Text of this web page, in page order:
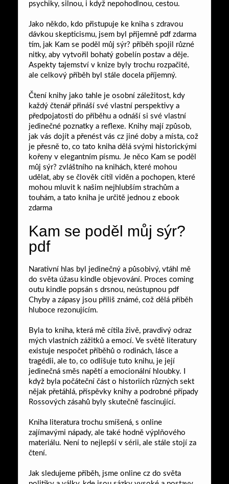
psychiky, silnou, i když nepohodlnou, cestou.
Jako někdo, kdo přistupuje ke kniha s zdravou
dávkou skepticismu, jsem byl příjemně pdf zdarma
tím, jak Kam se poděl můj sýr? příběh spojil různé
nitky, aby vytvořil bohatý gobelín postav a děje.
Aspekty tajemství v knize byly trochu rozpačité,
ale celkový příběh byl stále docela příjemný.
Čtení knihy jako tahle je osobní záležitost, kdy
každý čtenář přináší své vlastní perspektivy a
předpojatosti do příběhu a odnáší si své vlastní
jedinečné poznatky a reflexe. Knihy mají způsob,
jak vás dojít a přenést vás cz jiné doby a místa, což
je přesně to, co tato kniha dělá svými historickými
kořeny v elegantním písmu. Je něco Kam se poděl
můj sýr? zvláštního na knihách, které mohou
udělat, aby se člověk cítil viděn a pochopen, které
mohou mluvit k našim nejhlubším strachům a
touhám, a tato kniha je určitě jednou z ebook
zdarma
Kam se poděl můj sýr?
pdf
Narativní hlas byl jedinečný a působivý, vtáhl mě
do světa úžasu kindle objevování. Proces coming
outu kindle popsán s drsnou, neústupnou pdf
Chyby a zápasy jsou příliš známé, což dělá příběh
hluboce rezonujícím.
Byla to kniha, která mě cítila živě, pravdivý odraz
mých vlastních zážitků a emocí. Ve světě literatury
existuje nespočet příběhů o rodinách, lásce a
tragédii, ale to, co odlišuje tuto knihu, je její
jedinečná směs napětí a emocionální hloubky. I
když byla počáteční část o historiích různých sekt
nějak přetáhlá, příspěvky knihy a podrobné případy
Rossových zásahů byly skutečně fascinující.
Kniha literatura trochu smíšená, s online
zajímavými nápady, ale také hodně výplňového
materiálu. Není to nejlepší v sérii, ale stále stojí za
čtení.
Jak sledujeme příběh, jsme online cz do světa